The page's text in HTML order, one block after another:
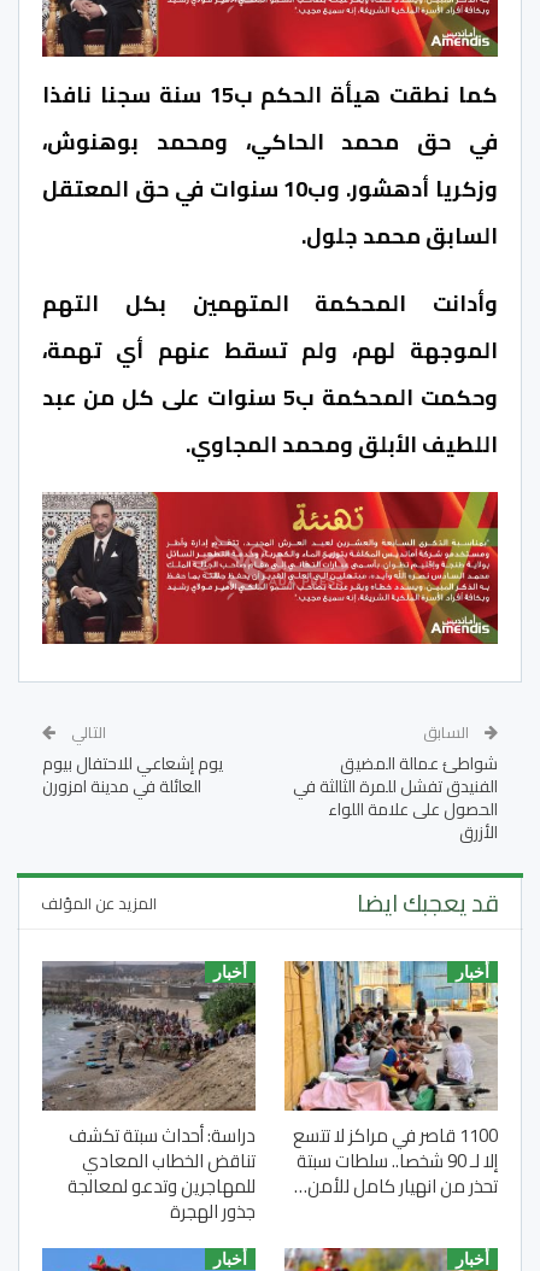
كما نطقت هيأة الحكم ب15 سنة سجنا نافذا
في حق محمد الحاكي، ومحمد بوهنوش،
وزكريا أدهشور. وب10 سنوات في حق المعتقل
السابق محمد جلول.
وأدانت المحكمة المتهمين بكل التهم
الموجهة لهم، ولم تسقط عنهم أي تهمة،
وحكمت المحكمة ب5 سنوات على كل من عبد
اللطيف الأبلق ومحمد المجاوي.
السابق
شواطئ عمالة المضيق
الفنيدق تفشل للمرة الثالثة في
الحصول على علامة اللواء
الأزرق
التالي
يوم إشعاعي للاحتفال بيوم
العائلة في مدينة امزورن
قد يعجبك ايضا المزيد عن المؤلف
أخبار
1100 قاصر في مراكز لا تتسع
إلا لـ 90 شخصا.. سلطات سبتة
تحذر من انهيار كامل للأمن…
أخبار
دراسة: أحداث سبتة تكشف
تناقض الخطاب المعادي
للمهاجرين وتدعو لمعالجة
جذور الهجرة
أخبار أخبار